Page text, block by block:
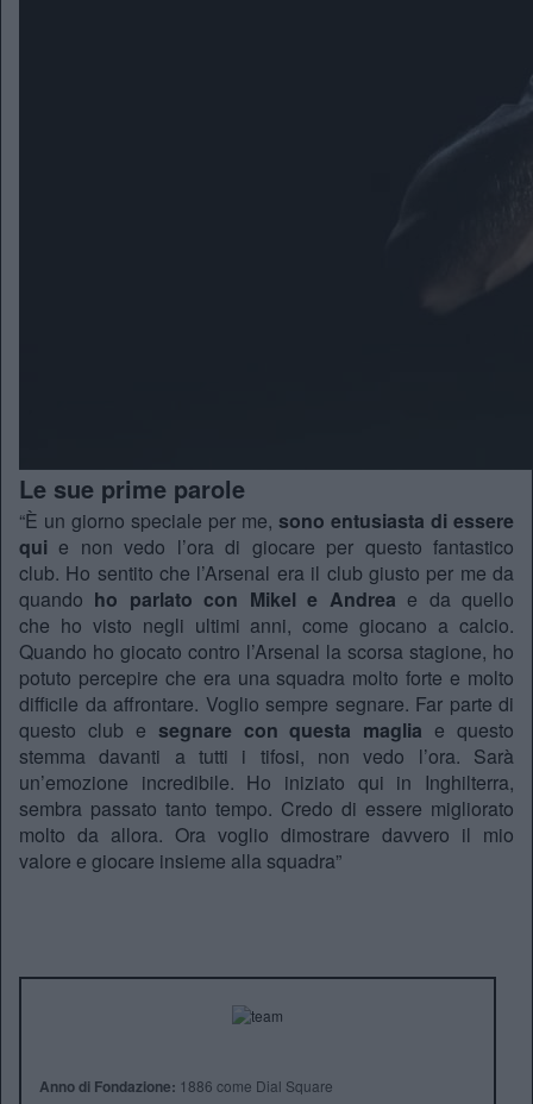
Le sue prime parole
“È un giorno speciale per me, sono entusiasta di essere
qui e non vedo l’ora di giocare per questo fantastico
club. Ho sentito che l’Arsenal era il club giusto per me da
quando ho parlato con Mikel e Andrea e da quello
che ho visto negli ultimi anni, come giocano a calcio.
Quando ho giocato contro l’Arsenal la scorsa stagione, ho
potuto percepire che era una squadra molto forte e molto
difficile da affrontare. Voglio sempre segnare. Far parte di
questo club e segnare con questa maglia e questo
stemma davanti a tutti i tifosi, non vedo l’ora. Sarà
un’emozione incredibile. Ho iniziato qui in Inghilterra,
sembra passato tanto tempo. Credo di essere migliorato
molto da allora. Ora voglio dimostrare davvero il mio
valore e giocare insieme alla squadra”
Anno di Fondazione: 1886 come Dial Square